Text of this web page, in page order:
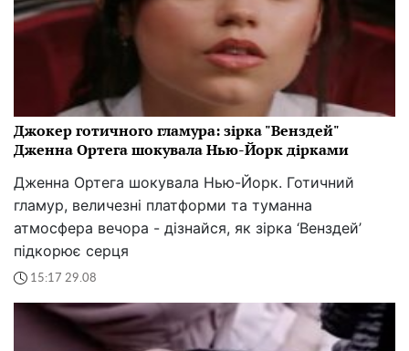
Джокер готичного гламура: зірка "Венздей"
Дженна Ортега шокувала Нью-Йорк дірками
Дженна Ортега шокувала Нью-Йорк. Готичний
гламур, величезні платформи та туманна
атмосфера вечора - дізнайся, як зірка ‘Венздей’
підкорює серця
15:17 29.08